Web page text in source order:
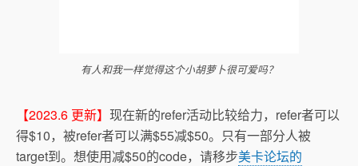
有人和我一样觉得这个小胡萝卜很可爱吗？
【2023.6 更新】 现在新的refer活动比较给力，refer者可以
得$10，被refer者可以满$55减$50。只有一部分人被
target到。想使用减$50的code，请移步美卡论坛的